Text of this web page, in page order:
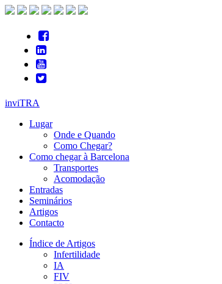
inviTRA
Lugar
Onde e Quando
Como Chegar?
Como chegar à Barcelona
Transportes
Acomodação
Entradas
Seminários
Artigos
Contacto
Índice de Artigos
Infertilidade
IA
FIV